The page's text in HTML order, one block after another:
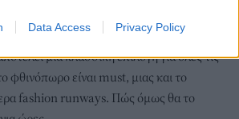
Data Access Privacy Policy
θα το κρατήσετε σταθερό
μία κλασσική επιλογή για όλες τις
φθινόπωρο είναι must, μιας και το
fashion runways. Πώς όμως θα το